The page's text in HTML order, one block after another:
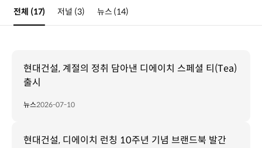
전체 (17) 저널 (3) 뉴스 (14)
현대건설, 계절의 정취 담아낸 디에이치 스페셜 티(Tea)
출시
뉴스2026-07-10
현대건설, 디에이치 런칭 10주년 기념 브랜드북 발간